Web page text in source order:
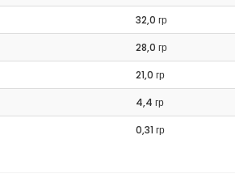
32,0 гр
28,0 гр
21,0 гр
4,4 гр
0,31 гр